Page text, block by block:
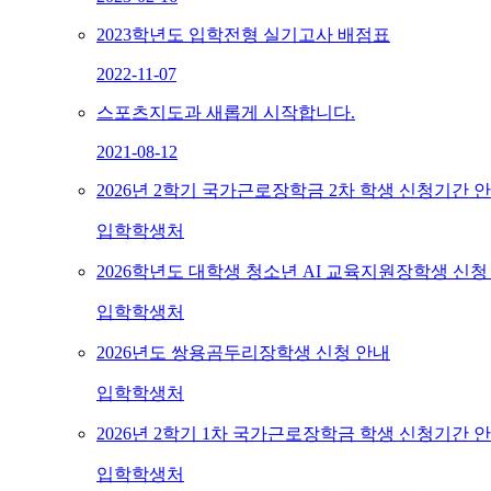
2023학년도 입학전형 실기고사 배점표
2022-11-07
스포츠지도과 새롭게 시작합니다.
2021-08-12
2026년 2학기 국가근로장학금 2차 학생 신청기간
입학학생처
2026학년도 대학생 청소년 AI 교육지원장학생 신청
입학학생처
2026년도 쌍용곰두리장학생 신청 안내
입학학생처
2026년 2학기 1차 국가근로장학금 학생 신청기간
입학학생처